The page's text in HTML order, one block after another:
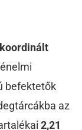
koordinált
befektetők
az
2,21